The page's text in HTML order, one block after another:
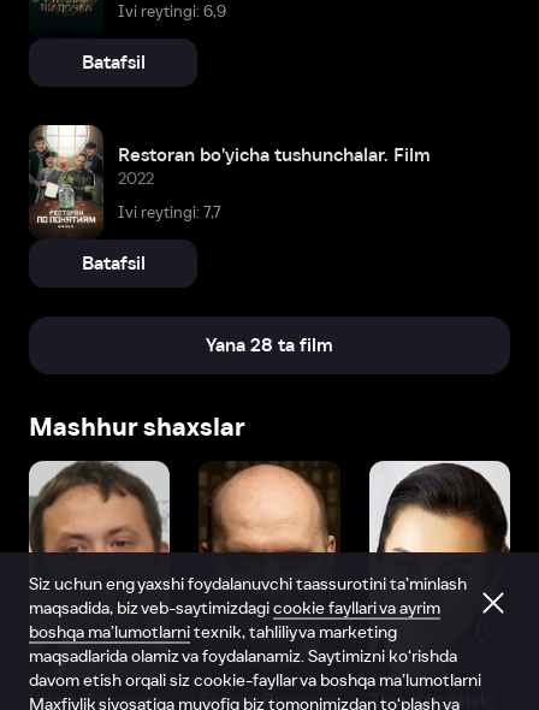
Ivi reytingi: 6,9
Batafsil
Restoran bo'yicha tushunchalar. Film
2022
Ivi reytingi: 7,7
Batafsil
Yana 28 ta film
Mashhur shaxslar
Vitaliy Shlyappo Sergey Burunov Tina Kandelaki
Siz uchun eng yaxshi foydalanuvchi taassurotini ta’minlash
maqsadida, biz veb-saytimizdagicookie fayllari va ayrim
boshqa ma’lumotlarnitexnik, tahliliy va marketing
maqsadlarida olamiz va foydalanamiz. Saytimizni ko‘rishda
davom etish orqali siz cookie-fayllar va boshqa ma’lumotlarni
Maxfiylik siyosatiga muvofiq biz tomonimizdan to‘plash va